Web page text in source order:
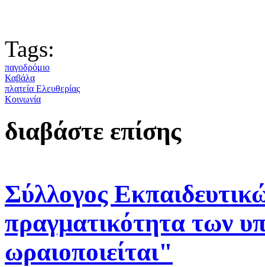
Tags:
παγοδρόμιο
Καβάλα
πλατεία Ελευθερίας
Κοινωνία
διαβάστε επίσης
Σύλλογος
πραγματικότητα των
ωραιοποιείται"